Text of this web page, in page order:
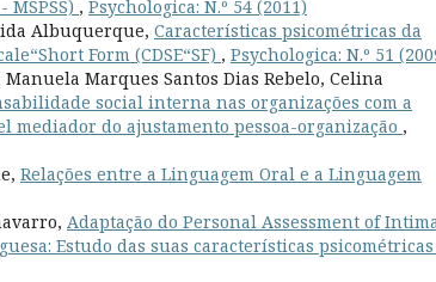
, Psychologica: N.º 54 (2011)
Albuquerque, Características psicométricas da
Form (CDSE“SF) , Psychologica: N.º 51
Marques Santos Dias Rebelo, Celina
social interna nas organizações com a
mediador do ajustamento pessoa-organização ,
Relações entre a Linguagem Oral e a Linguagem
Adaptação do Personal Assessment of
Estudo das suas características psicométricas